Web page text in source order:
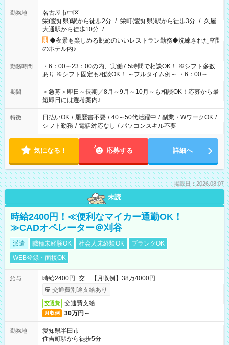
勤務地
名古屋市中区
栄(愛知県)駅から徒歩2分 / 栄町(愛知県)駅から徒歩3分 / 久屋
大通駅から徒歩10分 / …
◆夜景も楽しめる眺めのいいレストラン勤務◆洗練された空間
のホテル内♪
勤務時間
・6：00～23：00の内、実働7.5時間で相談OK！ ※シフト多数
あり ※シフト固定も相談OK！ ～フルタイム例～ ・6：00～
14：30 ・7：00～15：30 ・13：30～22：00 ・14：30～23：
00 【休憩】 ・60分
期間
＜急募＞即日～長期／8月～9月～10月～も相談OK！応募から最
短即日には選考案内♪
特徴 日払いOK / 履歴書不要 / 40～50代活躍中 / 副業・WワークOK /
シフト勤務 / 電話対応なし / パソコンスキル不要
気になる！ 応募する 詳細へ
掲載日：2026.08.07
未読
時給2400円！≪便利なマイカー通勤OK！
≫CADオペレーター＠刈谷
派遣 職種未経験OK 社会人未経験OK
ブランクOK
WEB登録・面接OK
給与
時給2400円+交 【月収例】38万4000円
交通費別途支給あり
交通費 交通費支給
月収例 30万円～
勤務地
愛知県半田市
住吉町駅から徒歩5分